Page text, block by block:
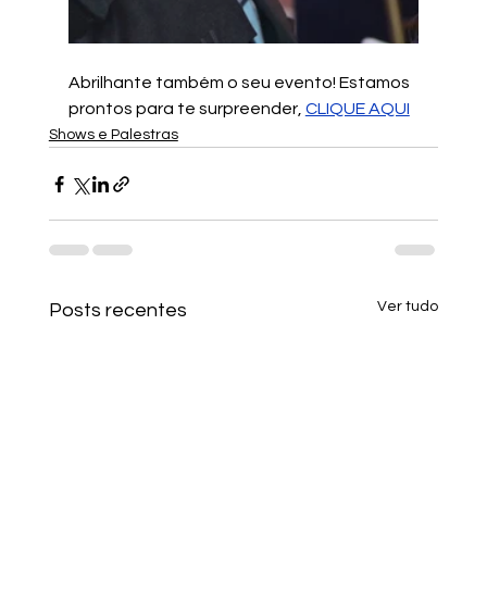
Abrilhante também o seu evento! Estamos
prontos para te surpreender, CLIQUE AQUI
Shows e Palestras
Posts recentes Ver tudo